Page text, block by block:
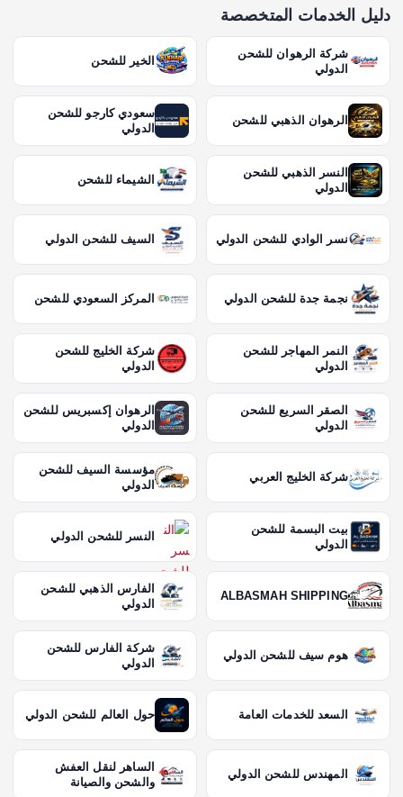
دليل الخدمات المتخصصة
شركة الرهوان للشحن
الدولي
الخير للشحن
الرهوان الذهبي للشحن
سعودي كارجو للشحن
الدولي
النسر الذهبي للشحن
الدولي
الشيماء للشحن
نسر الوادي للشحن الدولي السيف للشحن الدولي
نجمة جدة للشحن الدولي المركز السعودي للشحن
النمر المهاجر للشحن
الدولي
شركة الخليج للشحن
الدولي
الصقر السريع للشحن
الدولي
الرهوان إكسبريس للشحن
الدولي
شركة الخليج العربي
مؤسسة السيف للشحن
الدولي
بيت البسمة للشحن
الدولي
النسر للشحن الدولي
ALBASMAH SHIPPING
الفارس الذهبي للشحن
الدولي
هوم سيف للشحن الدولي
شركة الفارس للشحن
الدولي
السعد للخدمات العامة حول العالم للشحن الدولي
المهندس للشحن الدولي
الساهر لنقل العفش
والشحن والصيانة